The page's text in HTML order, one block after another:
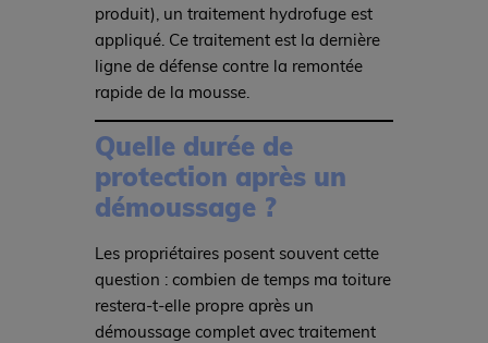
produit), un traitement hydrofuge est
appliqué. Ce traitement est la dernière
ligne de défense contre la remontée
rapide de la mousse.
Quelle durée de
protection après un
démoussage ?
Les propriétaires posent souvent cette
question : combien de temps ma toiture
restera-t-elle propre après un
démoussage complet avec traitement